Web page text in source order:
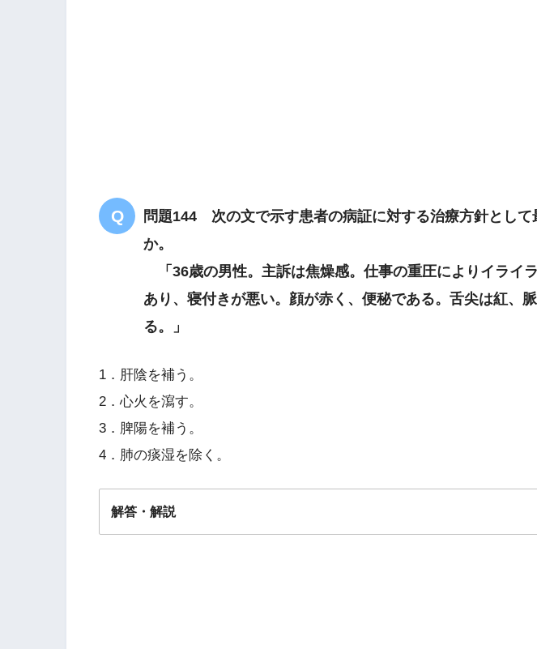
問題144 次の文で示す患者の病証に対する治療方針として
か。
「36歳の男性。主訴は焦燥感。仕事の重圧によりイライ
あり、寝付きが悪い。顔が赤く、便秘である。舌尖は紅、
る。」
1．肝陰を補う。
2．心火を瀉す。
3．脾陽を補う。
4．肺の痰湿を除く。
解答・解説